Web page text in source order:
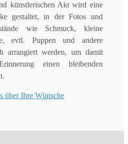
künstlerischen Akt wird eine
gestaltet, in der Fotos und
wie Schmuck, kleine
evtl. Puppen und andere
arrangiert werden, um damit
einen bleibenden
über Ihre Wünsche